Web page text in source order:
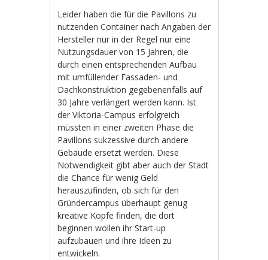
Leider haben die für die Pavillons zu
nutzenden Container nach Angaben der
Hersteller nur in der Regel nur eine
Nutzungsdauer von 15 Jahren, die
durch einen entsprechenden Aufbau
mit umfüllender Fassaden- und
Dachkonstruktion gegebenenfalls auf
30 Jahre verlängert werden kann. Ist
der Viktoria-Campus erfolgreich
müssten in einer zweiten Phase die
Pavillons sukzessive durch andere
Gebäude ersetzt werden. Diese
Notwendigkeit gibt aber auch der Stadt
die Chance für wenig Geld
herauszufinden, ob sich für den
Gründercampus überhaupt genug
kreative Köpfe finden, die dort
beginnen wollen ihr Start-up
aufzubauen und ihre Ideen zu
entwickeln.